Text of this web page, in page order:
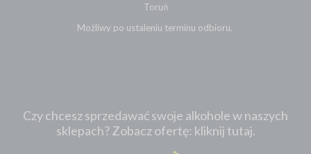
Toruń
Możliwy po ustaleniu terminu odbioru.
Czy chcesz sprzedawać swoje alkohole w naszych
sklepach? Zobacz ofertę: kliknij tutaj.